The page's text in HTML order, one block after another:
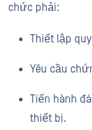
chức phải:
Thiết lập
Yêu cầu
Tiến hành
thiết bị.